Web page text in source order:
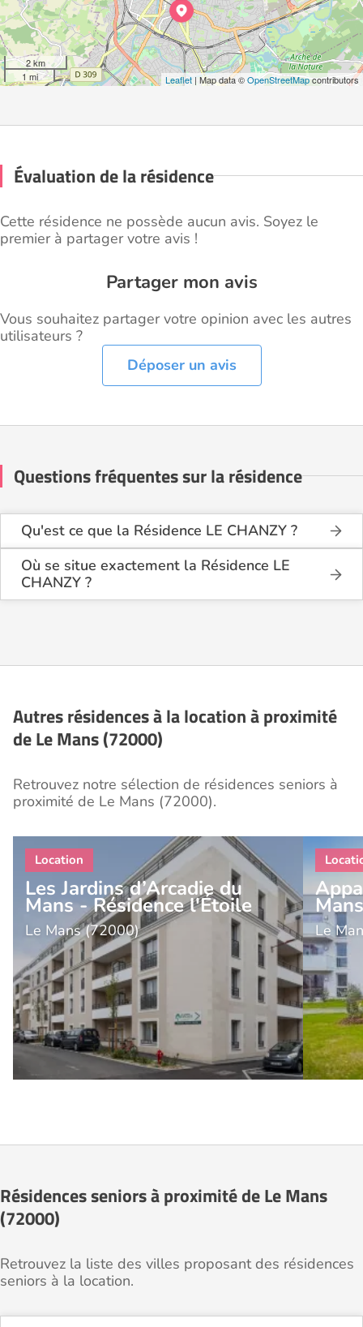
2 km
1 mi
Leaflet | Map data ©OpenStreetMapcontributors
Évaluation de la résidence
Cette résidence ne possède aucun avis. Soyez le
premier à partager votre avis !
Partager mon avis
Vous souhaitez partager votre opinion avec les autres
utilisateurs ?
Déposer un avis
Questions fréquentes sur la résidence
Qu'est ce que la Résidence LE CHANZY ?
La Résidence LE CHANZY est une résidence seniors
de type résidence services seniors .
Cette résidence du secteur privé se situe à Le Mans
Où se situe exactement la Résidence LE
CHANZY ?
La Résidence LE CHANZY est située 106 rue
Autres résidences à la location à proximité
de Le Mans (72000)
Retrouvez notre sélection de résidences seniors à
proximité de Le Mans (72000).
Les Jardins d’Arcadie du
Mans - Résidence l'Étoile
Le Mans (72000) Le
Résidences seniors à proximité de Le Mans
(72000)
Retrouvez la liste des villes proposant des résidences
seniors à la location.